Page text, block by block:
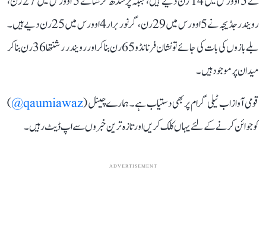
رویندر جڈیجہ نے 5 اوورس میں 29 رن، گرنور برار 4 اوورس میں 25 رن دیے ہیں۔
بلے بازوں کی بات کی جائے تو نشان فرنانڈو 65 رن بنا کر اور رویندر رشنتھا 36 رن بنا کر
میدان پر موجود ہیں۔
قومی آواز اب ٹیلی گرام پر بھی دستیاب ہے۔ ہمارے چینل (qaumiawaz@
)
کو جوائن کرنے کے لئے یہاں کلک کریں اور تازہ ترین خبروں سے اپ ڈیٹ رہیں۔
ADVERTISEMENT